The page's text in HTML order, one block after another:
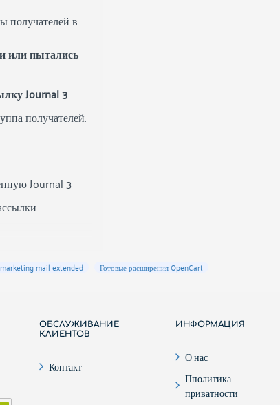
получателей в
или пытались
Journal 3
получателей.
Journal 3
marketing mail extended Готовые расширения OpenCart
ОБСЛУЖИВАНИЕ
КЛИЕНТОВ
Контакт
ИНФОРМАЦИЯ
О нас
Пполитика
приватности